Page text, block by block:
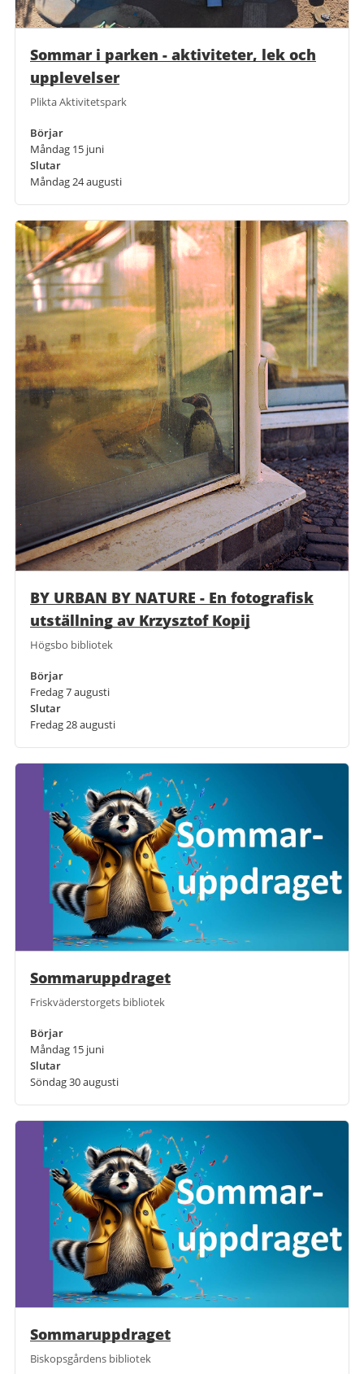
Sommar i parken - aktiviteter, lek och
upplevelser
Plikta Aktivitetspark
Börjar
Måndag 15 juni
Slutar
Måndag 24 augusti
BY URBAN BY NATURE - En fotografisk
utställning av Krzysztof Kopij
Högsbo bibliotek
Börjar
Fredag 7 augusti
Slutar
Fredag 28 augusti
Sommaruppdraget
Friskväderstorgets bibliotek
Börjar
Måndag 15 juni
Slutar
Söndag 30 augusti
Sommaruppdraget
Biskopsgårdens bibliotek